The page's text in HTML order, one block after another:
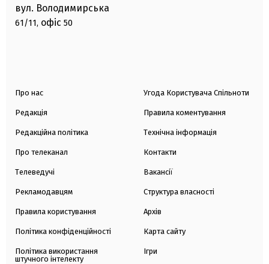
вул. Володимирська
61/11, офіс 50
Про нас
Редакція
Редакційна політика
Про телеканал
Телеведучі
Рекламодавцям
Правила користування
Політика конфіденційності
Політика використання
штучного інтелекту
Угода Користувача Спільноти
Правила коментування
Технічна інформація
Контакти
Вакансії
Структура власності
Архів
Карта сайту
Ігри